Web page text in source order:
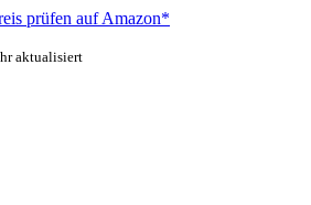
prüfen auf Amazon*
aktualisiert